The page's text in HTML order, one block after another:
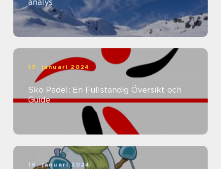
analys
17. januari 2024
Sko Padel: En Fullständig Översikt och
Guide
16. januari 2024